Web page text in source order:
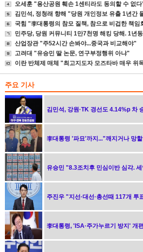
오세훈 "용산공원 훼손 1센티라도 동의할 수 없
김민석, 정청래 향해 "당원 개인정보 유출 1년간
국힘 "李대통령의 참모 질책, 참으로 비겁한 책임
민주당, 당원 커뮤니티 1만7천명 해킹 당해. 1년
산업장관 "주52시간 손봐야...중국과 비교해야"
고려대 "유승민 딸 논문, 연구부정행위 아냐"
이란 반체제 매체 "최고지도자 모즈타바 매우 위
주요 기사
김민석, 강원·TK 경선도 4.14%p 차
李대통령 '파묘'까지..."깨지거나 망
유승민 "8.3조치후 민심이반 심각.
주진우 "지선·대선·총선때 117개 투
李대통령, 'ISA·주가누르기 방지' 개